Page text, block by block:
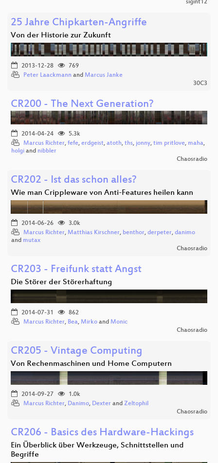
sigint12
25 Jahre Chipkarten-Angriffe
Von der Historie zur Zukunft
2013-12-28
769
Peter Laackmann and Marcus Janke
30C3
CR200 - The Next Generation?
2014-04-24
5.3k
Marcus Richter, fefe, erdgeist, atoth, ths, jonny, tim pritlove, maha,
holgi and nibbler
Chaosradio
CR202 - Ist das schon alles?
Wie man Crippleware von Anti-Features heilen kann
2014-06-26
3.0k
Marcus Richter, Matthias Kirschner, benthor, derpeter, danimo
and mutax
Chaosradio
CR203 - Freifunk statt Angst
Die Störer der Störerhaftung
2014-07-31
862
Marcus Richter, Bea, Mirko and Monic
Chaosradio
CR205 - Vintage Computing
Von Rechenmaschinen und Home Computern
2014-09-27
1.0k
Marcus Richter, Danimo, Dexter and Zeltophil
Chaosradio
CR206 - Basics des Hardware-Hackings
Ein Überblick über Werkzeuge, Schnittstellen und
Begriffe